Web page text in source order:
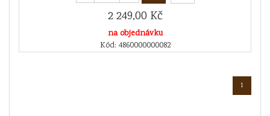
2 249,00 Kč
na objednávku
Kód: 4860000000082
1